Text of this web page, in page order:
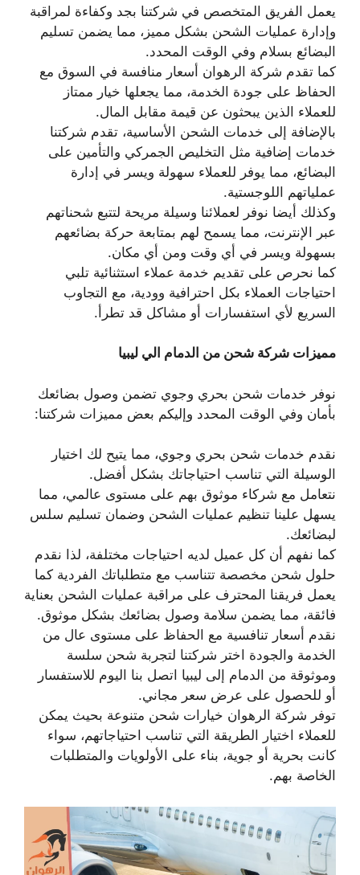
يعمل الفريق المتخصص في شركتنا بجد وكفاءة لمراقبة
وإدارة عمليات الشحن بشكل مميز، مما يضمن تسليم
البضائع بسلام وفي الوقت المحدد.
كما تقدم شركة الرهوان أسعار منافسة في السوق مع
الحفاظ على جودة الخدمة، مما يجعلها خيار ممتاز
للعملاء الذين يبحثون عن قيمة مقابل المال.
بالإضافة إلى خدمات الشحن الأساسية، تقدم شركتنا
خدمات إضافية مثل التخليص الجمركي والتأمين على
البضائع، مما يوفر للعملاء سهولة ويسر في إدارة
عملياتهم اللوجستية.
وكذلك أيضا نوفر لعملائنا وسيلة مريحة لتتبع شحناتهم
عبر الإنترنت، مما يسمح لهم بمتابعة حركة بضائعهم
بسهولة ويسر في أي وقت ومن أي مكان.
كما نحرص على تقديم خدمة عملاء استثنائية تلبي
احتياجات العملاء بكل احترافية وودية، مع التجاوب
السريع لأي استفسارات أو مشاكل قد تطرأ.
مميزات شركة شحن من الدمام الي ليبيا
نوفر خدمات شحن بحري وجوي تضمن وصول بضائعك
بأمان وفي الوقت المحدد وإليكم بعض مميزات شركتنا:
نقدم خدمات شحن بحري وجوي، مما يتيح لك اختيار
الوسيلة التي تناسب احتياجاتك بشكل أفضل.
نتعامل مع شركاء موثوق بهم على مستوى عالمي، مما
يسهل علينا تنظيم عمليات الشحن وضمان تسليم سلس
لبضائعك.
كما نفهم أن كل عميل لديه احتياجات مختلفة، لذا نقدم
حلول شحن مخصصة تتناسب مع متطلباتك الفردية كما
يعمل فريقنا المحترف على مراقبة عمليات الشحن بعناية
فائقة، مما يضمن سلامة وصول بضائعك بشكل موثوق.
نقدم أسعار تنافسية مع الحفاظ على مستوى عال من
الخدمة والجودة اختر شركتنا لتجربة شحن سلسة
وموثوقة من الدمام إلى ليبيا اتصل بنا اليوم للاستفسار
أو للحصول على عرض سعر مجاني.
توفر شركة الرهوان خيارات شحن متنوعة بحيث يمكن
للعملاء اختيار الطريقة التي تناسب احتياجاتهم، سواء
كانت بحرية أو جوية، بناء على الأولويات والمتطلبات
الخاصة بهم.